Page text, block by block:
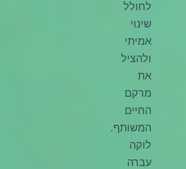
לחולל
שינוי
אמיתי
ולהציל
את
מרקם
החיים
המשותף.
לוקה
עברה